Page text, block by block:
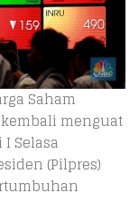
Saham
menguat
Selasa
(Pilpres)